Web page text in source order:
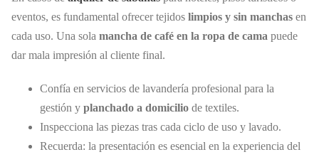
eventos, es fundamental ofrecer tejidos limpios y sin manchas en
cada uso. Una sola mancha de café en la ropa de cama puede
dar mala impresión al cliente final.
Confía en servicios de lavandería profesional para la
gestión y planchado a domicilio de textiles.
Inspecciona las piezas tras cada ciclo de uso y lavado.
Recuerda: la presentación es esencial en la experiencia del